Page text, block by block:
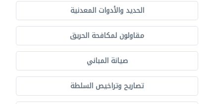
الحديد والأدوات المعدنية
مقاولون لمكافحة الحريق
صيانة المباني
تصاريح وتراخيص السلطة